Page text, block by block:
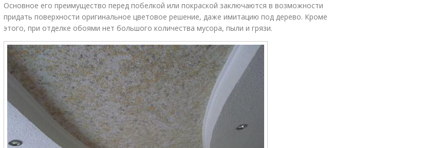
Основное его преимущество перед побелкой или покраской заключаются в возможности
придать поверхности оригинальное цветовое решение, даже имитацию под дерево. Кроме
этого, при отделке обоями нет большого количества мусора, пыли и грязи.